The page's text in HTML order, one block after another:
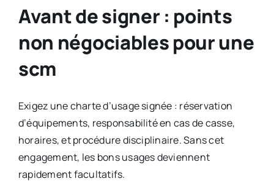
Avant de signer : points
non négociables pour une
scm
Exigez une charte d’usage signée : réservation
d’équipements, responsabilité en cas de casse,
horaires, et procédure disciplinaire. Sans cet
engagement, les bons usages deviennent
rapidement facultatifs.